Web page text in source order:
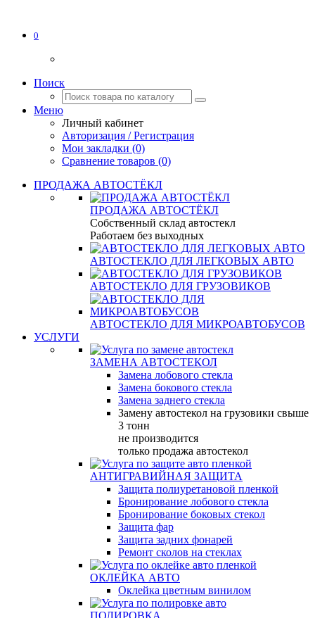
0
Поиск
Меню
Личный кабинет
Авторизация / Регистрация
Мои закладки (0)
Сравнение товаров (0)
ПРОДАЖА АВТОСТЁКЛ
ПРОДАЖА АВТОСТЁКЛ
Собственный склад автостекл
Работаем без выходных
АВТОСТЕКЛО ДЛЯ ЛЕГКОВЫХ АВТО
АВТОСТЕКЛО ДЛЯ ГРУЗОВИКОВ
АВТОСТЕКЛО ДЛЯ МИКРОАВТОБУСОВ
УСЛУГИ
ЗАМЕНА АВТОСТЕКОЛ
Замена лобового стекла
Замена бокового стекла
Замена заднего стекла
Замену автостекол на грузовики свыше
3 тонн
не производится
только продажа автостекол
АНТИГРАВИЙНАЯ ЗАЩИТА
Защита полиуретановой пленкой
Бронирование лобового стекла
Бронирование боковых стекол
Защита фар
Защита задних фонарей
Ремонт сколов на стеклах
ОКЛЕЙКА АВТО
Оклейка цветным винилом
ПОЛИРОВКА